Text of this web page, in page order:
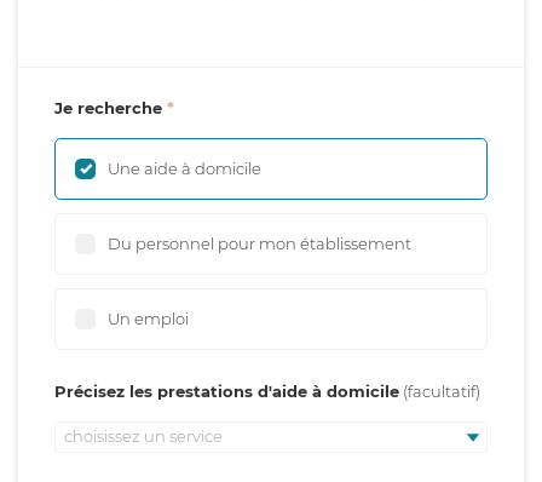
Je recherche
Une aide à domicile
Du personnel pour mon établissement
Un emploi
Précisez les prestations d'aide à domicile
choisissez un service